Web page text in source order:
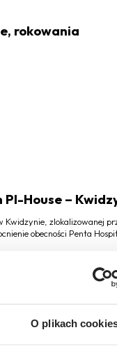
O plikach
rokowania
House –
zlokalizowanej
obecności Penta